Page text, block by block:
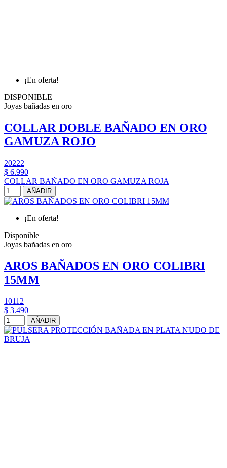
¡En oferta!
DISPONIBLE
Joyas bañadas en oro
COLLAR DOBLE BAÑADO EN ORO
GAMUZA ROJO
20222
$ 6.990
COLLAR BAÑADO EN ORO GAMUZA ROJA
AÑADIR
¡En oferta!
Disponible
Joyas bañadas en oro
AROS BAÑADOS EN ORO COLIBRI
15MM
10112
$ 3.490
AÑADIR